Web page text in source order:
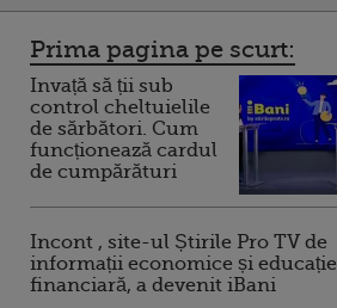
Prima pagina pe scurt:
Invață să ții sub
control cheltuielile
de sărbători. Cum
funcționează cardul
de cumpărături
Incont , site-ul Știrile Pro TV de
informații economice și educație
financiară, a devenit iBani